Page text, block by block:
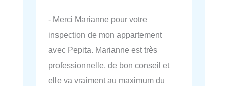
- Merci Marianne pour votre
inspection de mon appartement
avec Pepita. Marianne est très
professionnelle, de bon conseil et
elle va vraiment au maximum du